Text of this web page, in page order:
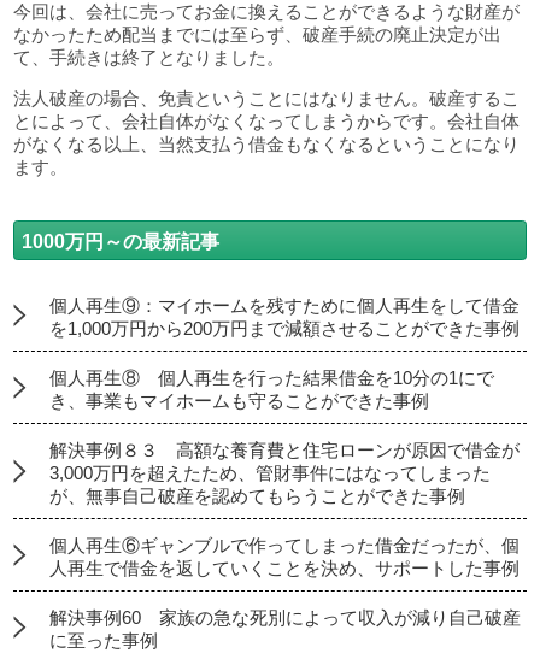
今回は、会社に売ってお金に換えることができるような財産が
なかったため配当までには至らず、破産手続の廃止決定が出
て、手続きは終了となりました。
法人破産の場合、免責ということにはなりません。破産するこ
とによって、会社自体がなくなってしまうからです。会社自体
がなくなる以上、当然支払う借金もなくなるということになり
ます。
1000万円～の最新記事
個人再生⑨：マイホームを残すために個人再生をして借金
を1,000万円から200万円まで減額させることができた事例
個人再生⑧ 個人再生を行った結果借金を10分の1にで
き、事業もマイホームも守ることができた事例
解決事例８３ 高額な養育費と住宅ローンが原因で借金が
3,000万円を超えたため、管財事件にはなってしまった
が、無事自己破産を認めてもらうことができた事例
個人再生⑥ギャンブルで作ってしまった借金だったが、個
人再生で借金を返していくことを決め、サポートした事例
解決事例60 家族の急な死別によって収入が減り自己破産
に至った事例